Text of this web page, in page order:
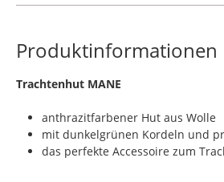
Produktinformationen
​Trachtenhut MANE
anthrazitfarbener Hut aus Wolle
mit dunkelgrünen Kordeln und
das perfekte Accessoire zum